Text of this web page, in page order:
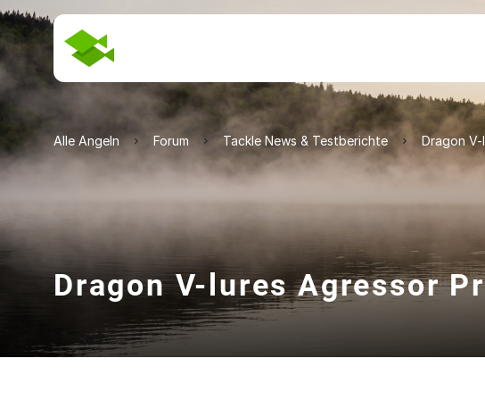
Alle Angeln Forum Tackle News & Testberichte Dragon
Dragon V-lures Agressor